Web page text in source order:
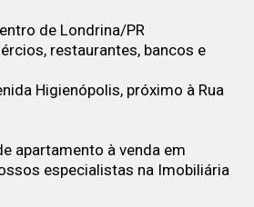
de Londrina/PR
restaurantes, bancos e
Higienópolis, próximo à Rua
apartamento à venda em
especialistas na Imobiliária